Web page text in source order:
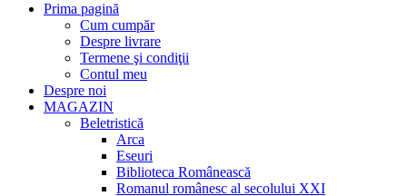
Prima pagină
Cum cumpăr
Despre livrare
Termene şi condiţii
Contul meu
Despre noi
MAGAZIN
Beletristică
Arca
Eseuri
Biblioteca Românească
Romanul românesc al secolului XXI